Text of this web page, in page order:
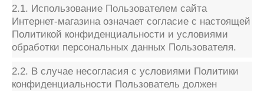
2.1. Использование Пользователем сайта
Интернет-магазина означает согласие с настоящей
Политикой конфиденциальности и условиями
обработки персональных данных Пользователя.
2.2. В случае несогласия с условиями Политики
конфиденциальности Пользователь должен